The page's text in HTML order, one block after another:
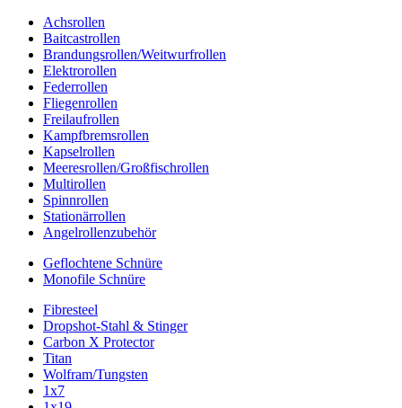
Achsrollen
Baitcastrollen
Brandungsrollen/Weitwurfrollen
Elektrorollen
Federrollen
Fliegenrollen
Freilaufrollen
Kampfbremsrollen
Kapselrollen
Meeresrollen/Großfischrollen
Multirollen
Spinnrollen
Stationärrollen
Angelrollenzubehör
Geflochtene Schnüre
Monofile Schnüre
Fibresteel
Dropshot-Stahl & Stinger
Carbon X Protector
Titan
Wolfram/Tungsten
1x7